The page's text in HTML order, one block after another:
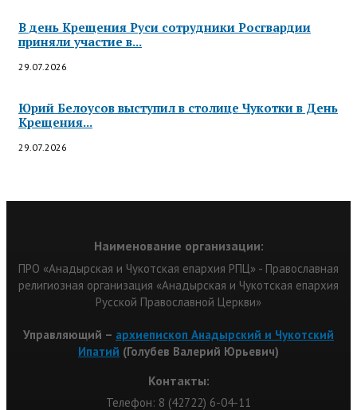
В день Крещения Руси сотрудники Росгвардии
приняли участие в...
29.07.2026
Юрий Белоусов выступил в столице Чукотки в День
Крещения...
29.07.2026
Наименование организации:
ПРО «Анадырская и Чукотская епархия РПЦ» - Православная
религиозная организация «Анадырская и Чукотская епархия
Русской Православной Церкви»
Управляющий – архиепископ Анадырский и Чукотский
Ипатий (Голубев Валерий Юрьевич)
Контакты:
Телефон: 8 (42722) 6-04-11